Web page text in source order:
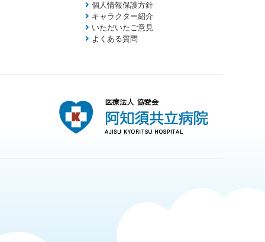
個人情報保護方針
キャラクター紹介
いただいたご意見
よくある質問